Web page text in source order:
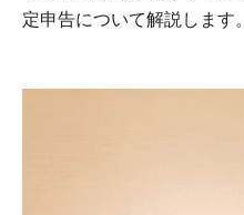
定申告について解説します。